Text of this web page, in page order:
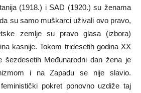
(1918.) i SAD (1920.) su ženama
su samo muškarci uživali ovo pravo,
zemlje su pravo glasa (izbora)
kasnije. Tokom tridesetih godina XX
šezdesetih Međunarodni dan žena je
i na Zapadu se nije slavio.
pokret ponovno uzdiže taj